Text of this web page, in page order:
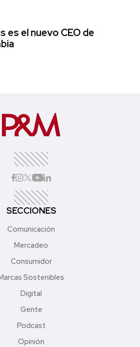
es el nuevo CEO de
SECCIONES
Comunicación
Mercadeo
Consumidor
Sostenibles
Digital
Gente
Podcast
Opinión